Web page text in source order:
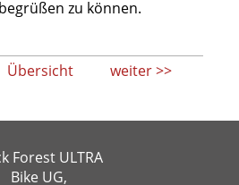
zu können.
weiter >>
Übersicht
Forest ULTRA
Bike UG,